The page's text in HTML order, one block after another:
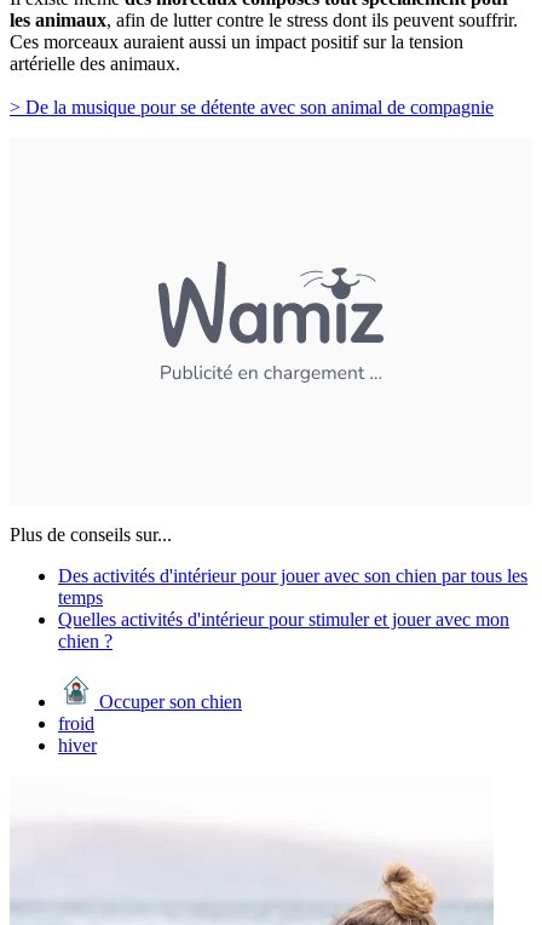
les animaux, afin de lutter contre le stress dont ils peuvent souffrir.
Ces morceaux auraient aussi un impact positif sur la tension
artérielle des animaux.
> De la musique pour se détente avec son animal de compagnie
Plus de conseils sur...
Des activités d'intérieur pour jouer avec son chien par tous les
temps
Quelles activités d'intérieur pour stimuler et jouer avec mon
chien ?
Occuper son chien
froid
hiver